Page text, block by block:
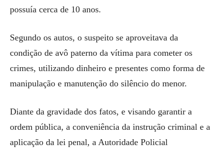
possuía cerca de 10 anos.
Segundo os autos, o suspeito se aproveitava da
condição de avô paterno da vítima para cometer os
crimes, utilizando dinheiro e presentes como forma de
manipulação e manutenção do silêncio do menor.
Diante da gravidade dos fatos, e visando garantir a
ordem pública, a conveniência da instrução criminal e a
aplicação da lei penal, a Autoridade Policial